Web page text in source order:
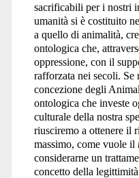
sacrificabili per i nostri
umanità si è costituito
a quello di animalità,
ontologica che,
oppressione, con il
rafforzata nei secoli. Se
concezione degli
ontologica che investe
culturale della nostra
riusciremo a ottenere il
massimo, come vuole il
considerarne un
concetto della